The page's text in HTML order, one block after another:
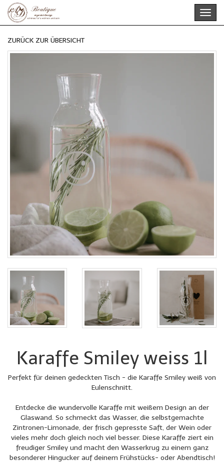
Skip
main
ZURÜCK ZUR ÜBERSICHT
Karaffe Smiley weiss 1l
Perfekt für deinen gedeckten Tisch - die Karaffe Smiley weiß von
Eulenschnitt.
Entdecke die wundervolle Karaffe mit weißem Design an der
Glaswand. So schmeckt das Wasser, die selbstgemachte
Zintronen-Limonade, der frisch gepresste Saft, der Wein oder
vieles mehr doch gleich noch viel besser. Diese Karaffe ziert ein
freudiger Smiley und macht den Wasserkrug zu einem ganz
besonderer Hingucker auf deinem Frühstücks- oder Abendtisch!